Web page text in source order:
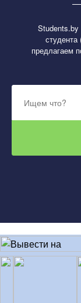
Students.by
предлагаем